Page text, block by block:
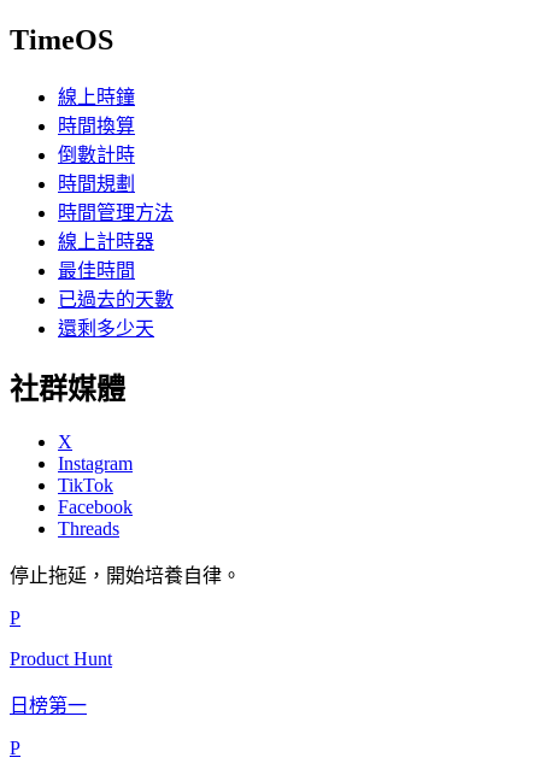
TimeOS
線上時鐘
時間換算
倒數計時
時間規劃
時間管理方法
線上計時器
最佳時間
已過去的天數
還剩多少天
社群媒體
X
Instagram
TikTok
Facebook
Threads
停止拖延，開始培養自律。
P
Product Hunt
日榜第一
P